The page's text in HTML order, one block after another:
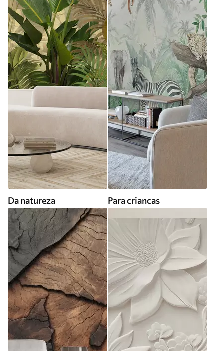
Da natureza Para criancas